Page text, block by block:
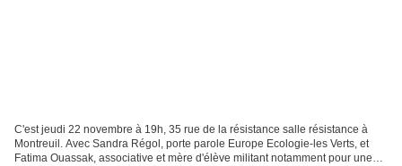
C'est jeudi 22 novembre à 19h, 35 rue de la résistance salle résistance à
Montreuil. Avec Sandra Régol, porte parole Europe Ecologie-les Verts, et
Fatima Ouassak, associative et mère d'élève militant notamment pour une